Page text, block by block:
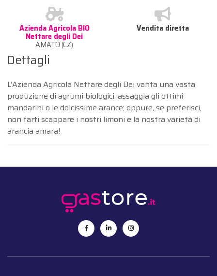
Azienda Agricola BIO
Nettare degli Dei
AMATO (CZ)
Vendita diretta
Dettagli
L'Azienda Agricola Nettare degli Dei vanta una vasta
produzione di agrumi biologici: assaggia gli ottimi
mandarini o le dolcissime arance; oppure, se preferisci,
non farti scappare i nostri limoni e la nostra varietà di
arancia amara!